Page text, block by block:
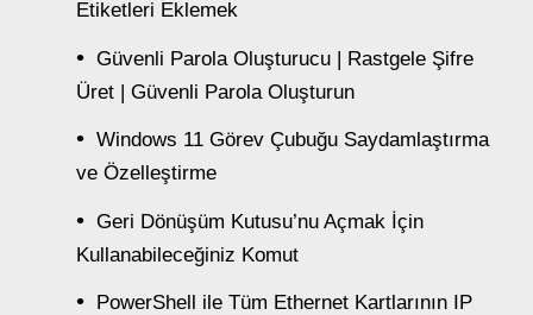
Etiketleri Eklemek
Güvenli Parola Oluşturucu | Rastgele Şifre
Üret | Güvenli Parola Oluşturun
Windows 11 Görev Çubuğu Saydamlaştırma
ve Özelleştirme
Geri Dönüşüm Kutusu’nu Açmak İçin
Kullanabileceğiniz Komut
PowerShell ile Tüm Ethernet Kartlarının IP